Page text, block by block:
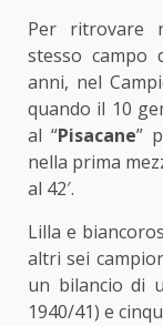
Per ritrovare
stesso campo
anni, nel
quando il 10
al “Pisacane”
nella prima
al 42′.
Lilla e
altri sei
un bilancio di
1940/41) e